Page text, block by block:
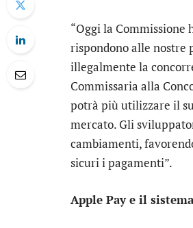
“Oggi la
rispondono alle nostre
illegalmente la
Commissaria alla
potrà più utilizzare il
mercato. Gli
cambiamenti,
sicuri i pagamenti”.
Apple Pay e il